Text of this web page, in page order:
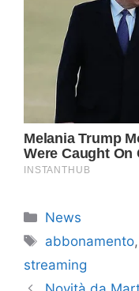
Categorie
News
Tag
abbonamento,
streaming